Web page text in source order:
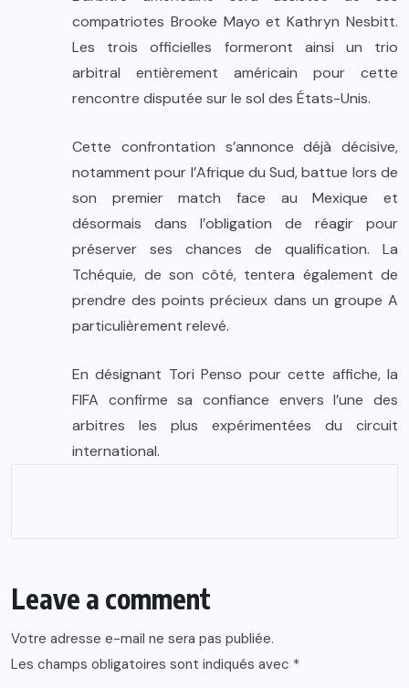
compatriotes Brooke Mayo et Kathryn Nesbitt.
Les trois officielles formeront ainsi un trio
arbitral entièrement américain pour cette
rencontre disputée sur le sol des États-Unis.
Cette confrontation s’annonce déjà décisive,
notamment pour l’Afrique du Sud, battue lors de
son premier match face au Mexique et
désormais dans l’obligation de réagir pour
préserver ses chances de qualification. La
Tchéquie, de son côté, tentera également de
prendre des points précieux dans un groupe A
particulièrement relevé.
En désignant Tori Penso pour cette affiche, la
FIFA confirme sa confiance envers l’une des
arbitres les plus expérimentées du circuit
international.
Leave a comment
Votre adresse e-mail ne sera pas publiée.
Les champs obligatoires sont indiqués avec *